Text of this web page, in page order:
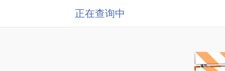
正在查询中